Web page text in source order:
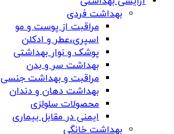
بهداشت فردی
مراقبت از پوست و مو
اسپری،عطر و ادکلن
پوشک و نوار بهداشتی
بهداشت سر و بدن
مراقبت و بهداشت جنسی
بهداشت دهان و دندان
محصولات سلولزی
ایمنی در مقابل بیماری
بهداشت خانگی